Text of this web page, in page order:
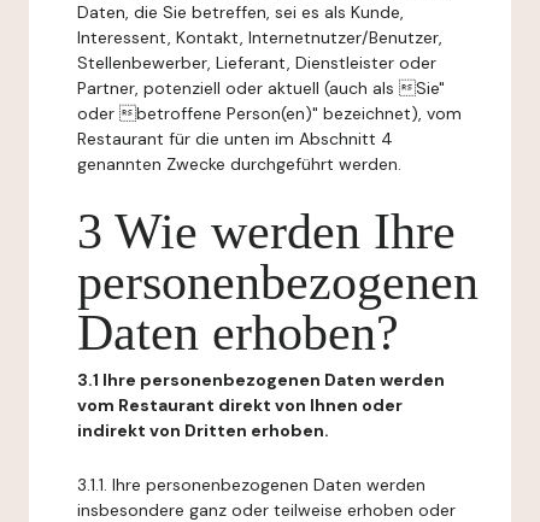
Daten, die Sie betreffen, sei es als Kunde,
Interessent, Kontakt, Internetnutzer/Benutzer,
Stellenbewerber, Lieferant, Dienstleister oder
Partner, potenziell oder aktuell (auch als Sie"
oder betroffene Person(en)" bezeichnet), vom
Restaurant für die unten im Abschnitt 4
genannten Zwecke durchgeführt werden.
3 Wie werden Ihre
personenbezogenen
Daten erhoben?
3.1 Ihre personenbezogenen Daten werden
vom Restaurant direkt von Ihnen oder
indirekt von Dritten erhoben.
3.1.1. Ihre personenbezogenen Daten werden
insbesondere ganz oder teilweise erhoben oder